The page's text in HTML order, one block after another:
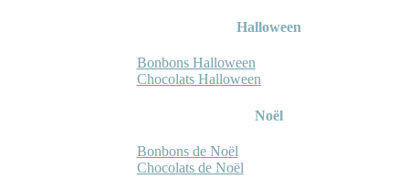
Halloween
Bonbons Halloween
Chocolats Halloween
Noël
Bonbons de Noël
Chocolats de Noël